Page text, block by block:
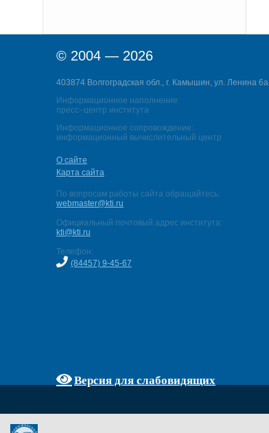
© 2004 — 2026
403874 Волгоградская обл., г. Камышин, ул. Ленина 6а
Информационное наполнение:
пресс–центр института
Информационное сопровождение:
информационный вычислительный центр
О сайте
Карта сайта
По вопросам работы сайта обращайтесь:
webmaster@kti.ru
Официальный почтовый адрес института:
kti@kti.ru
Телефон:
(84457) 9-45-67
Версия для слабовидящих